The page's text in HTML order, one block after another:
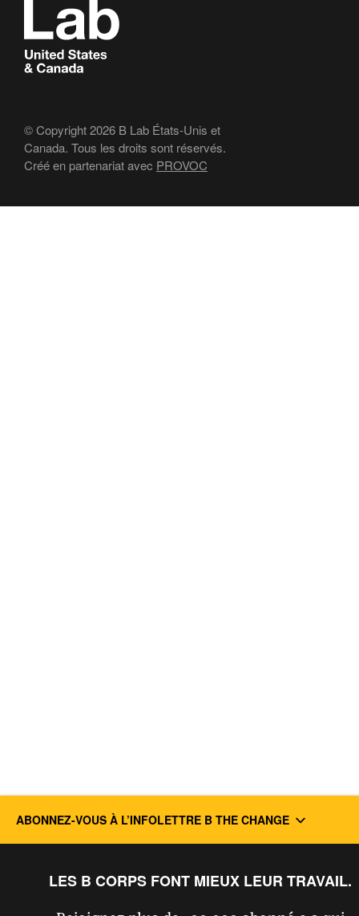
© Copyright 2026 B Lab États-Unis et
Canada. Tous les droits sont réservés.
Créé en partenariat avec PROVOC
ABONNEZ-VOUS À L’INFOLETTRE B THE CHANGE
LES B CORPS FONT MIEUX LEUR TRAVAIL.